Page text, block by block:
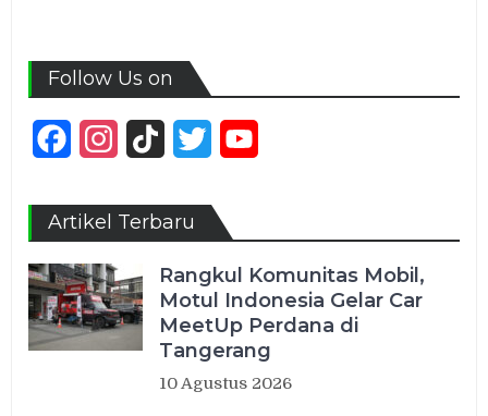
Follow Us on
FacebookInstagram
TikTok Twitter
Artikel Terbaru
Rangkul Komunitas Mobil,
Motul Indonesia Gelar Car
MeetUp Perdana di
Tangerang
10 Agustus 2026